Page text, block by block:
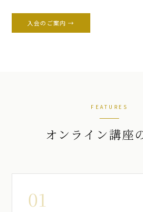
入会のご案内 →
FEATURES
オンライン講座
01